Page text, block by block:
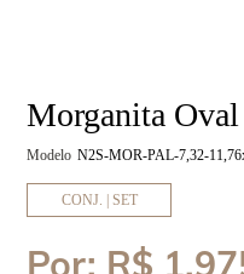
Morganita
Modelo N2S-MOR-PAL-7,32-
CONJ. | SET
Por: R$